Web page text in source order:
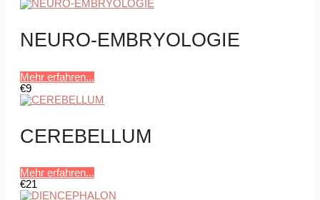
NEURO-EMBRYOLOGIE
Mehr erfahren...
€9
CEREBELLUM
Mehr erfahren...
€21